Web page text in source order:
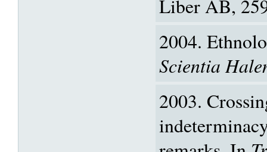
Liber AB,
2004.
Scientia
2003.